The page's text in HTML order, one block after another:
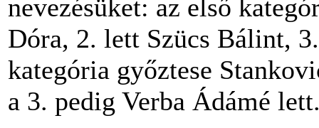
nevezésüket: az első
Dóra, 2. lett Szücs Bálint,
kategória győztese
a 3. pedig Verba Ádámé